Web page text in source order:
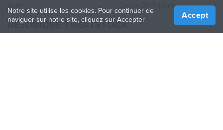
Online 3D Printing
REJOINDRE TREATSTOCK
Notre site utilise les cookies. Pour continuer de
naviguer sur notre site, cliquez sur Accepter
Accept